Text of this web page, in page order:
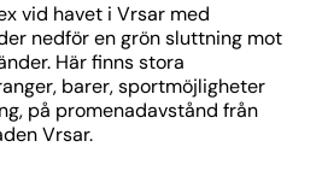
vid havet i Vrsar med
nedför en grön sluttning mot
Här finns stora
barer, sportmöjligheter
på promenadavstånd från
Vrsar.